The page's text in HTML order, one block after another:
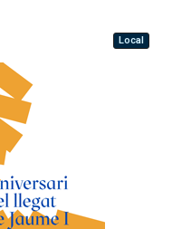
Local